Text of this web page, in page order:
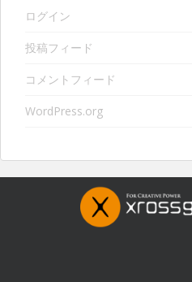
ログイン
投稿フィード
コメントフィード
WordPress.org